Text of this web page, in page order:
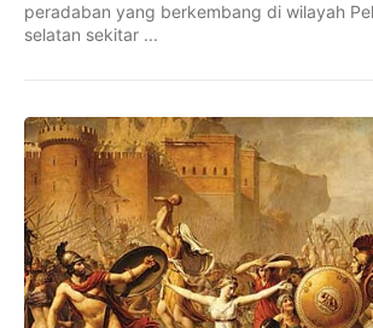
peradaban yang berkembang di wilayah
selatan sekitar ...